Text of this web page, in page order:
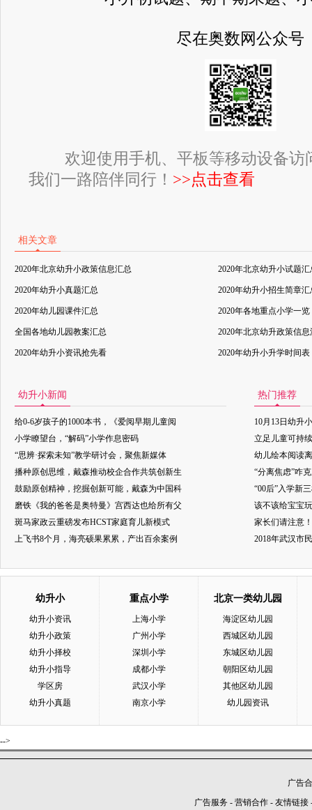
尽在奥数网公众号
欢迎使用手机、平板等移动设备访
我们一路陪伴同行！ >>点击查看
相关文章
2020年北京幼升小政策信息汇总 2020年北京幼升小试题汇
2020年幼升小真题汇总 2020年幼升小招生简章汇
2020年幼儿园课件汇总 2020年各地重点小学一览
全国各地幼儿园教案汇总 2020年北京幼升政策信息
2020年幼升小资讯抢先看 2020年幼升小升学时间表
幼升小新闻
给0-6岁孩子的1000本书，《爱阅早期儿童阅
小学瞭望台，“解码”小学作息密码
“思辨·探索未知”教学研讨会，聚焦新媒体
播种原创思维，戴森推动校企合作共筑创新生
鼓励原创精神，挖掘创新可能，戴森为中国科
磨铁《我的爸爸是奥特曼》宫西达也给所有父
斑马家政云重磅发布HCST家庭育儿新模式
上飞书8个月，海亮硕果累累，产出百余案例
热门推荐
10月13日幼升
立足儿童可持
幼儿绘本阅读
“分离焦虑”咋
“00后”入学新
该不该给宝宝
家长们请注意
2018年武汉市
幼升小
幼升小资讯
幼升小政策
幼升小择校
幼升小指导
学区房
幼升小真题
重点小学
上海小学
广州小学
深圳小学
成都小学
武汉小学
南京小学
北京一类幼儿园
海淀区幼儿园
西城区幼儿园
东城区幼儿园
朝阳区幼儿园
其他区幼儿园
幼儿园资讯
-->
广告
广告服务 - 营销合作 - 友情链接